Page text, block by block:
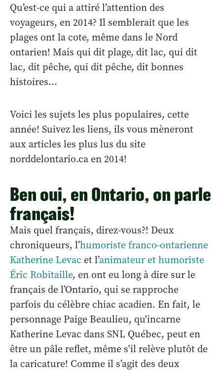
Qu’est-ce qui a attiré l’attention des
voyageurs, en 2014? Il semblerait que les
plages ont la cote, même dans le Nord
ontarien! Mais qui dit plage, dit lac, qui dit
lac, dit pêche, qui dit pêche, dit bonnes
histoires…
Voici les sujets les plus populaires, cette
année! Suivez les liens, ils vous mèneront
aux articles les plus lus du site
norddelontario.ca en 2014!
Ben oui, en Ontario, on parle
français!
Mais quel français, direz-vous?! Deux
chroniqueurs, l’humoriste franco-ontarienne
Katherine Levac et l’animateur et humoriste
Éric Robitaille, en ont eu long à dire sur le
français de l’Ontario, qui se rapproche
parfois du célèbre chiac acadien. En fait, le
personnage Paige Beaulieu, qu'incarne
Katherine Levac dans SNL Québec, peut en
être un pâle reflet, même s'il relève plutôt de
la caricature! Comme il s’agit des deux